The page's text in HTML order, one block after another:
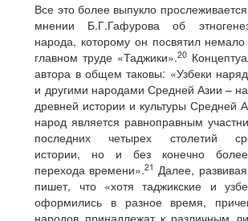
Все это более выпукло
мнении Б.Г.Гафурова об
народа, которому он посвятил
главном труде «Таджики».20
автора в общем таковы: «Узбеки
и другими народами Средней Азии –
древней истории и культуры Средней
народ является равноправным
последних четырех столетий
истории, но и без конечно более
перехода времени».21 Далее,
пишет, что «хотя таджикские и
оформились в разное время,
народов принадлежат к различным